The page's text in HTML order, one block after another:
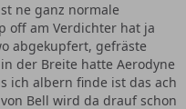
ne ganz normale
off am Verdichter hat ja
abgekupfert, gefräste
der Breite hatte Aerodyne
ich albern finde ist das ach
Bell wird da drauf schon